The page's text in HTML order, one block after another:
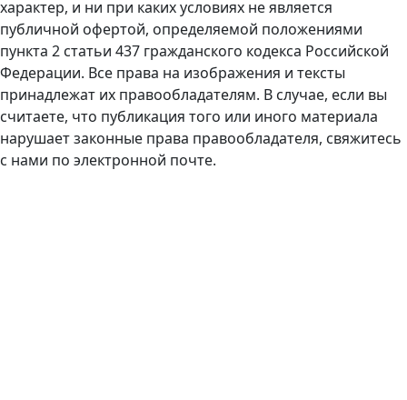
характер, и ни при каких условиях не является
публичной офертой, определяемой положениями
пункта 2 статьи 437 гражданского кодекса Российской
Федерации. Все права на изображения и тексты
принадлежат их правообладателям. В случае, если вы
считаете, что публикация того или иного материала
нарушает законные права правообладателя, свяжитесь
с нами по электронной почте.